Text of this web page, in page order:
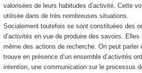
valorisées de leurs habitudes d’activité. Cette
utilisée dans de très nombreuses situations.
Socialement toutefois se sont constituées des
d’activités en vue de produire des savoirs.
même des actions de recherche. On peut parler
trouve en présence d’un ensemble d’activités
intention, une communication sur le processus